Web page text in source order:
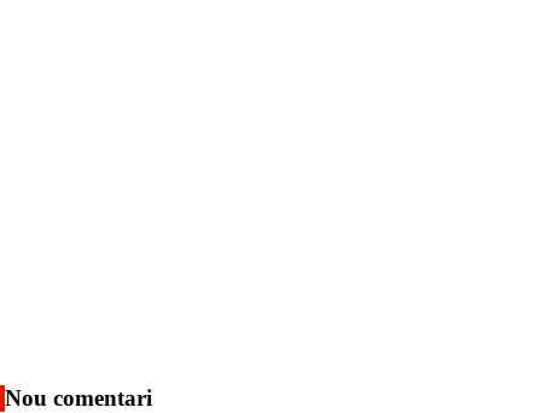
Nou comentari